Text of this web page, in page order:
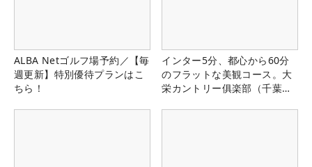
ALBA Netゴルフ場予約／【毎
週更新】特別優待プランはこ
ちら！
インター5分、都心から60分
のフラットな美観コース。大
栄カントリー俱楽部（千葉